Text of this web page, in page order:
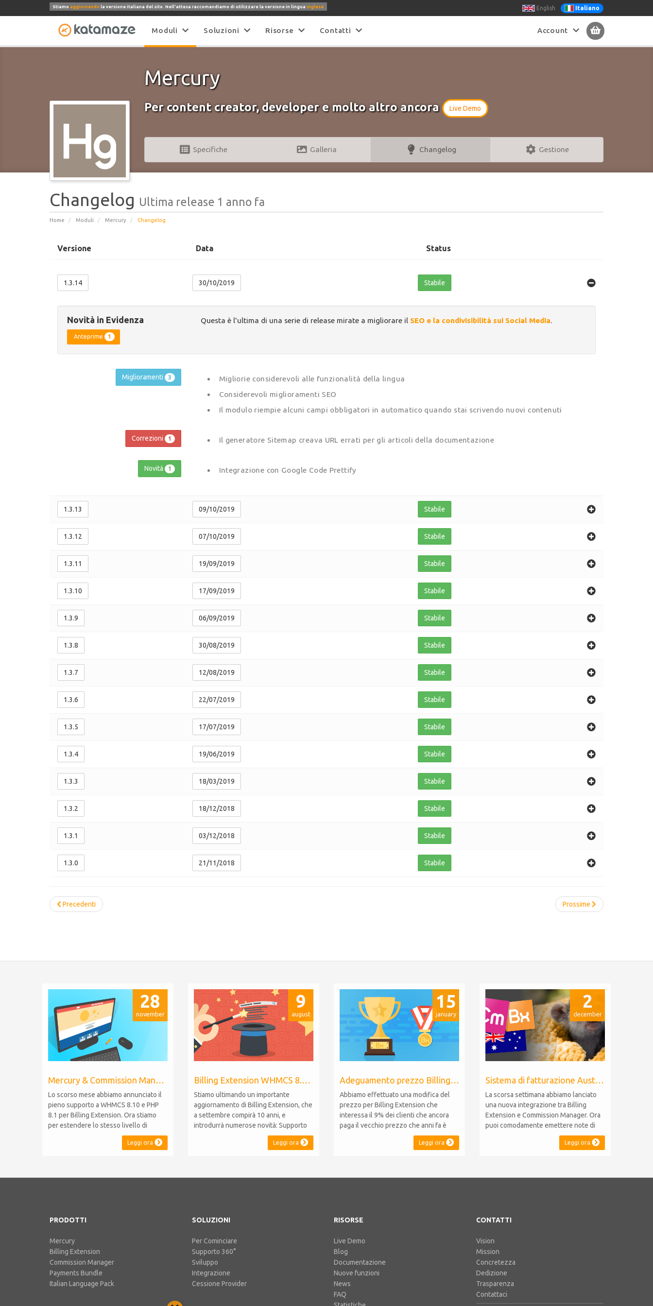
Stiamoaggiornando la versione italiana del sito. Nell'attesa raccomandiamo di utilizzare la versione in linguainglese English Italiano
Moduli Soluzioni Risorse Contatti Account
Mercury
Per content creator, developer e molto altro ancora Live Demo
Specifiche Galleria Changelog Gestione
Changelog Ultima release 1 anno fa
Home Moduli Mercury Changelog
Versione Data Status
1.3.14 30/10/2019 Stabile
Novità in Evidenza
Anteprime 1
Questa è l'ultima di una serie di release mirate a migliorare il SEO e la condivisibilità sui Social Media.
Miglioramenti 3
Migliorie considerevoli alle funzionalità della lingua
Considerevoli miglioramenti SEO
Il modulo riempie alcuni campi obbligatori in automatico quando stai scrivendo nuovi contenuti
Correzioni 1 Il generatore Sitemap creava URL errati per gli articoli della documentazione
Novità 1 Integrazione con Google Code Prettify
1.3.13 09/10/2019 Stabile
1.3.12 07/10/2019 Stabile
1.3.11 19/09/2019 Stabile
1.3.10 17/09/2019 Stabile
1.3.9 06/09/2019 Stabile
1.3.8 30/08/2019 Stabile
1.3.7 12/08/2019 Stabile
1.3.6 22/07/2019 Stabile
1.3.5 17/07/2019 Stabile
1.3.4 19/06/2019 Stabile
1.3.3 18/03/2019 Stabile
1.3.2 18/12/2018 Stabile
1.3.1 03/12/2018 Stabile
1.3.0 21/11/2018 Stabile
Prossime
Precedenti
28
november
Mercury & Commission Manager WHMCS 8.11, PHP 8.2
Lo scorso mese abbiamo annunciato il
pieno supporto a WHMCS 8.10 e PHP
8.1 per Billing Extension. Ora stiamo
per estendere lo stesso livello di
compatibilità a Commission Manager e
Mercury, rispettivamente al loro 9° e 6°
che introduce il supporto a PHP 8.2.
Leggi ora
9
august
Billing Extension WHMCS 8.10, PHP 8.1
Stiamo ultimando un importante
aggiornamento di Billing Extension, che
a settembre compirà 10 anni, e
introdurrà numerose novità: Supporto
WHMCS 8.10: il modulo sarà
compatibile con WHMCS 8.10,
effettuare migrazioni o rinunciare a
Leggi ora
15
january
Adeguamento prezzo Billing Extension
Abbiamo effettuato una modifica del
prezzo per Billing Extension che
interessa il 9% dei clienti che ancora
paga il vecchio prezzo che anni fa è
stato portato da 95 a 149 euro annui.
Era il 2014 quando abbiamo venduto la
esistenti. Nel corso degli anni Billing
Leggi ora
2
december
Sistema di fatturazione Australiano per WHMCS
La scorsa settimana abbiamo lanciato
una nuova integrazione tra Billing
Extension e Commission Manager. Ora
puoi comodamente emettere note di
credito in linea con il sistema fiscale
Australiano. L'integrazione include
Withholding. Billing Extension in breve
Leggi ora
PRODOTTI
Mercury
Billing Extension
Commission Manager
Payments Bundle
Italian Language Pack
SOLUZIONI
Per Cominciare
Supporto 360°
Sviluppo
Integrazione
Cessione Provider
RISORSE
Live Demo
Blog
Documentazione
Nuove funzioni
News
FAQ
CONTATTI
Vision
Mission
Concretezza
Dedizione
Trasparenza
Contattaci